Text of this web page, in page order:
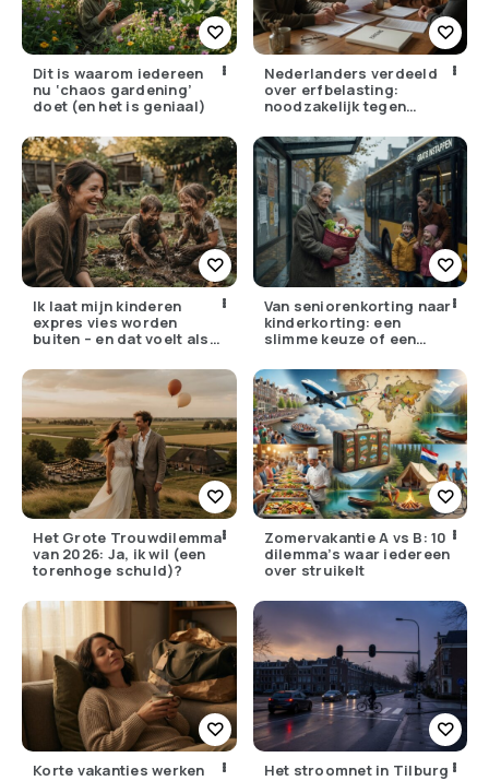
Dit is waarom iedereen
nu ‘chaos gardening’
doet (en het is geniaal)
Nederlanders verdeeld
over erfbelasting:
noodzakelijk tegen
Ik laat mijn kinderen
expres vies worden
buiten – en dat voelt als
Van seniorenkorting naar
kinderkorting: een
slimme keuze of een
Het Grote Trouwdilemma
van 2026: Ja, ik wil (een
torenhoge schuld)?
Zomervakantie A vs B: 10
dilemma’s waar iedereen
over struikelt
Korte vakanties werken
Het stroomnet in Tilburg